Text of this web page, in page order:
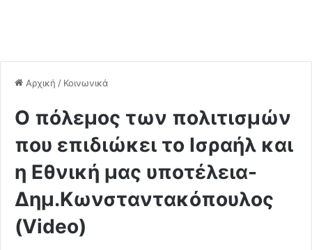
Αρχική / Κοινωνικά
Ο πόλεμος των πολιτισμών
που επιδιώκει το Ισραήλ και
η Εθνική μας υποτέλεια-
Δημ.Κωνσταντακόπουλος
(Video)